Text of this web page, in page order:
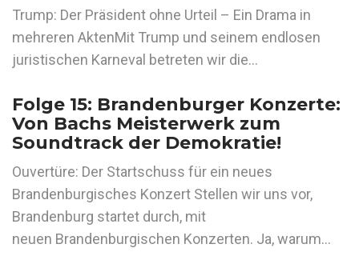
Trump: Der Präsident ohne Urteil – Ein Drama in
mehreren AktenMit Trump und seinem endlosen
juristischen Karneval betreten wir die…
Folge 15: Brandenburger Konzerte:
Von Bachs Meisterwerk zum
Soundtrack der Demokratie!
Ouvertüre: Der Startschuss für ein neues
Brandenburgisches Konzert Stellen wir uns vor,
Brandenburg startet durch, mit
neuen Brandenburgischen Konzerten. Ja, warum…